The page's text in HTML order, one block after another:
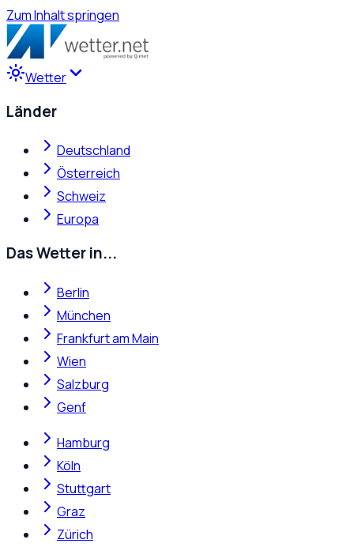
Zum Inhalt springen
Wetter
Länder
Deutschland
Österreich
Schweiz
Europa
Das Wetter in...
Berlin
München
Frankfurt am Main
Wien
Salzburg
Genf
Hamburg
Köln
Stuttgart
Graz
Zürich